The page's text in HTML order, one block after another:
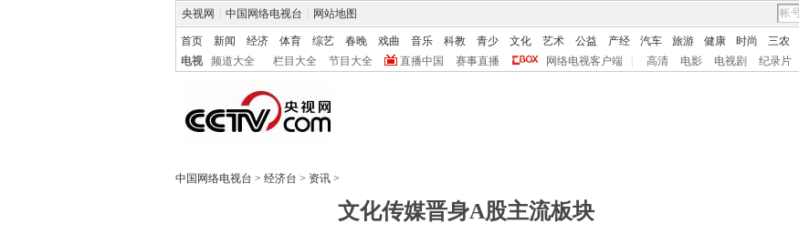
央视网 中国网络电视台 网站地图
首页 新闻 经济 体育 综艺 春晚 戏曲 音乐 科教 青少 文化 艺术 公益 产经 汽车 旅游 健康 时尚 三农
电视
频道大全 栏目大全 节目大全 直播中国 赛事直播 网络电视客户端 高清 电影 电视剧 纪录片
中国网络电视台 > 经济台 > 资讯 >
文化传媒晋身A股主流板块